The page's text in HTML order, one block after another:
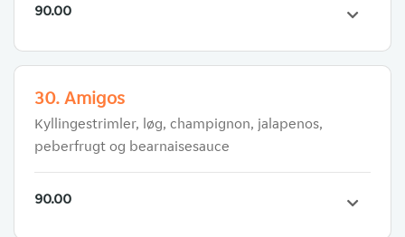
90.00
30. Amigos
Kyllingestrimler, løg, champignon, jalapenos,
peberfrugt og bearnaisesauce
90.00